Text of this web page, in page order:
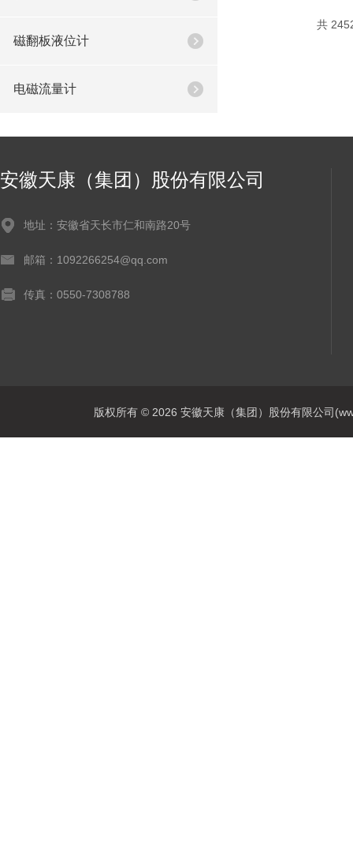
磁翻板液位计
电磁流量计
共
安徽天康（集团）股份有限公司
地址：安徽省天长市仁和南路20号
邮箱：1092266254@qq.com
传真：0550-7308788
版权所有 © 2026 安徽天康（集团）股份有限公司